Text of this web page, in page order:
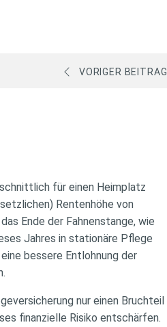
VORIGER BEITRAG
für einen Heimplatz
Rentenhöhe von
Ende der Fahnenstange, wie
Jahres in stationäre Pflege
bessere Entlohnung der
nur einen Bruchteil
finanzielle Risiko entschärfen.